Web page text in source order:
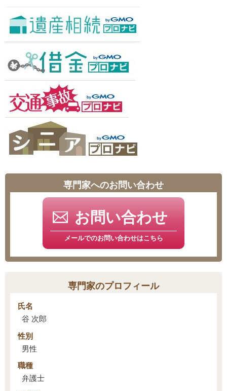
専門家へのお問い合わせ
お問い合わせ
メールでのお問い合わせはこちら
専門家のプロフィール
氏名
谷 次郎
性別
男性
職種
弁護士